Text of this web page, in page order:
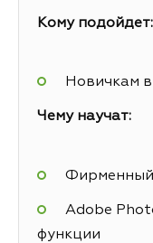
Кому подойдет:
Новичкам
Чему научат:
Фирменный
Adobe
функции